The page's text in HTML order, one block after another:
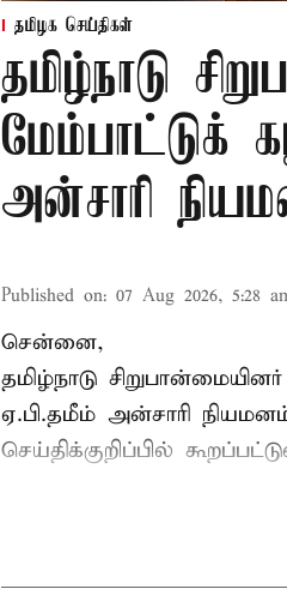
தமிழக செய்திகள்
தமிழ்நாடு
மேம்பாட்டுக்
அன்சாரி
Published on: 07 Aug 2026, 5:28
சென்னை,
தமிழ்நாடு
ஏ.பி.தமீம் அன்சாரி
செய்திக்குறிப்பில்